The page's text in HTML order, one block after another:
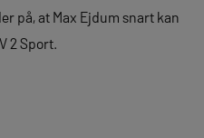
på, at Max Ejdum snart kan
2 Sport.